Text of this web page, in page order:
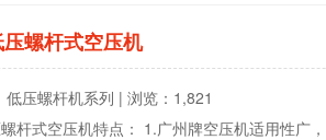
螺杆式空压机
低压螺杆机系列 | 浏览：1,821
杆式空压机特点： 1.广州牌空压机适用性广